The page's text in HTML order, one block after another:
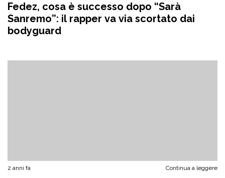
Fedez, cosa è successo dopo “Sarà
Sanremo”: il rapper va via scortato dai
bodyguard
2 anni fa Continua a leggere